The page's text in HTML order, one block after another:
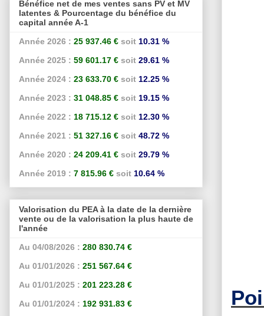
Bénéfice net de mes ventes sans PV et MV
latentes & Pourcentage du bénéfice du
capital année A-1
Année 2026 : 25 937.46 € soit 10.31 %
Année 2025 : 59 601.17 € soit 29.61 %
Année 2024 : 23 633.70 € soit 12.25 %
Année 2023 : 31 048.85 € soit 19.15 %
Année 2022 : 18 715.12 € soit 12.30 %
Année 2021 : 51 327.16 € soit 48.72 %
Année 2020 : 24 209.41 € soit 29.79 %
Année 2019 : 7 815.96 € soit 10.64 %
Valorisation du PEA à la date de la dernière
vente ou de la valorisation la plus haute de
l'année
Au 04/08/2026 : 280 830.74 €
Au 01/01/2026 : 251 567.64 €
Au 01/01/2025 : 201 223.28 €
Au 01/01/2024 : 192 931.83 €